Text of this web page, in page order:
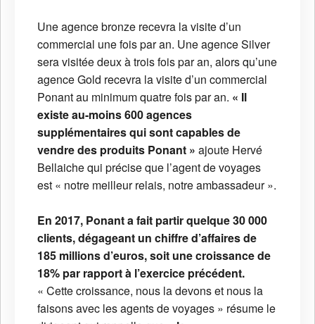
Une agence bronze recevra la visite d’un
commercial une fois par an. Une agence Silver
sera visitée deux à trois fois par an, alors qu’une
agence Gold recevra la visite d’un commercial
Ponant au minimum quatre fois par an. « Il
existe au-moins 600 agences
supplémentaires qui sont capables de
vendre des produits Ponant » ajoute Hervé
Bellaiche qui précise que l’agent de voyages
est « notre meilleur relais, notre ambassadeur ».
En 2017, Ponant a fait partir quelque 30 000
clients, dégageant un chiffre d’affaires de
185 millions d’euros, soit une croissance de
18% par rapport à l’exercice précédent.
« Cette croissance, nous la devons et nous la
faisons avec les agents de voyages » résume le